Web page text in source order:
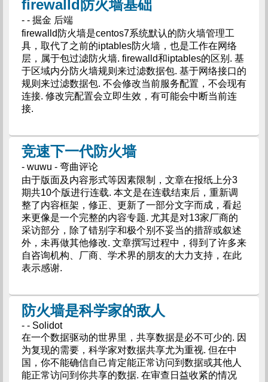
firewalld防火墙基础
- - 掘金 后端
firewalld防火墙是centos7系统默认的防火墙管理工
具，取代了之前的iptables防火墙，也是工作在网络
层，属于包过滤防火墙. firewalld和iptables的区别. 基
于区域内分防火墙规则来过滤数据包. 基于网络接口的
规则来过滤数据包. 不会修改当前服务配置，不会现有
连接. 修改完配置会立即生效，有可能会中断当前连
接.
竞速下一代防火墙
- wuwu - 弯曲评论
由于版面及内容形式等因素限制，文章在报纸上分3
期共10个版进行连载. 本文是在连载结束后，重新调
整了内容框架，修正、更新了一部分文字而成，看起
来更像是一个完整的内容专题. 尤其是对13家厂商的
采访部分，除了错别字和极个别不妥当的措辞或叙述
外，未再做其他修改. 文章撰写过程中，得到了许多来
自咨询机构、厂商、学术界的朋友的大力支持，在此
表示感谢.
防火墙是科学家的敌人
- - Solidot
在一个数据驱动的世界里，共享数据是必不可少的. 因
为复现的需要，科学家对数据共享尤为重视. 但在中
国，你不能确信自己肯定能正常访问到数据或其他人
能正常访问到你共享的数据. 在审查日益收紧的情况